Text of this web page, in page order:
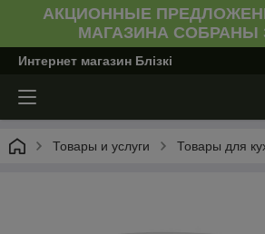
АКЦИОННЫЕ
МАГАЗИНА СОБРАНЫ
Интернет магазин Блiзкi
Товары и услуги Товары для